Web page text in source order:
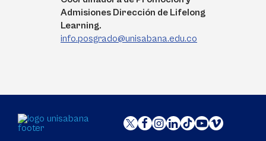
Admisiones Dirección de Lifelong
Learning.
info.posgrado@unisabana.edu.co